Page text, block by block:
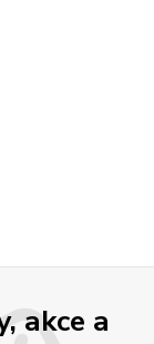
akce a